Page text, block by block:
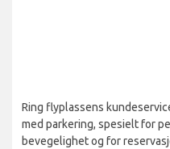
Ring flyplassens
med parkering, spesielt for
bevegelighet og for